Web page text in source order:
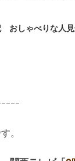
しゃべりな人見
ｰｰｰ
。